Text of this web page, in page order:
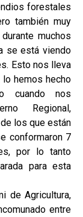
forestales
también muy
muchos
se está viendo
Esto nos lleva
lo hemos hecho
cuando nos
Regional,
los que están
conformaron 7
por lo tanto
para esta
de Agricultura,
entre